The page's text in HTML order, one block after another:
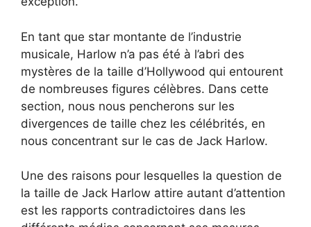
En tant que star montante de l’industrie
musicale, Harlow n’a pas été à l’abri des
mystères de la taille d’Hollywood qui entourent
de nombreuses figures célèbres. Dans cette
section, nous nous pencherons sur les
divergences de taille chez les célébrités, en
nous concentrant sur le cas de Jack Harlow.
Une des raisons pour lesquelles la question de
la taille de Jack Harlow attire autant d’attention
est les rapports contradictoires dans les